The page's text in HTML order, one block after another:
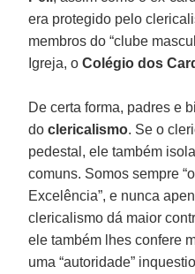
era protegido pelo
membros do “clube
Igreja, oColégio dos
De certa forma, padres e
doclericalismo. Se o
pedestal, ele também
comuns. Somos sempre
Excelência”, e nunca
clericalismo dá maior
ele também lhes confere
uma “autoridade”